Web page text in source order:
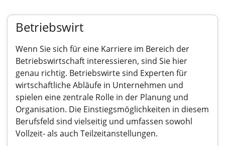
Betriebswirt
Wenn Sie sich für eine Karriere im Bereich der
Betriebswirtschaft interessieren, sind Sie hier
genau richtig. Betriebswirte sind Experten für
wirtschaftliche Abläufe in Unternehmen und
spielen eine zentrale Rolle in der Planung und
Organisation. Die Einstiegsmöglichkeiten in diesem
Berufsfeld sind vielseitig und umfassen sowohl
Vollzeit- als auch Teilzeitanstellungen.